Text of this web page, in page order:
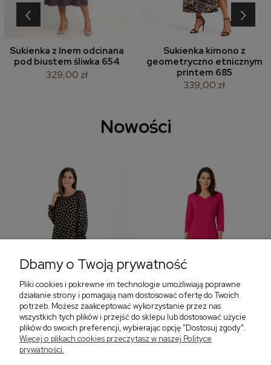
Sukienka z lnem odcinana
pod biustem śliwka 654
329,00 zł
Sukienka kimono z
geometryczno etnicznym
printem 685
339,00 zł
‹ ›
Nowości
Sukienka z falbaną i
bufiastym rękawem w
Sukienka z dekoltem w
‹
Dbamy o Twoją prywatność
Pliki cookies i pokrewne im technologie umożliwiają poprawne
działanie strony i pomagają nam dostosować ofertę do Twoich
potrzeb. Możesz zaakceptować wykorzystanie przez nas
wszystkich tych plików i przejść do sklepu lub dostosować użycie
plików do swoich preferencji, wybierając opcję "Dostosuj zgody".
Więcej o plikach cookies przeczytasz w naszej Polityce
prywatności.